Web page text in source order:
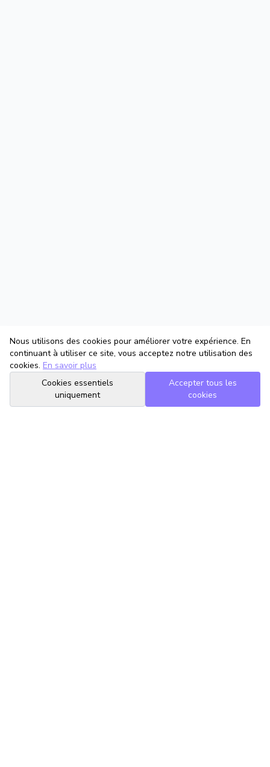
Nous utilisons des cookies pour améliorer votre expérience. En
continuant à utiliser ce site, vous acceptez notre utilisation des
cookies. En savoir plus
Cookies essentiels
uniquement
Accepter tous les
cookies